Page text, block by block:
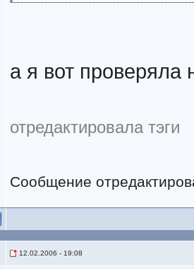
а я вот проверяла
отредактировала тэги
Сообщение
12.02.2006 - 19:08